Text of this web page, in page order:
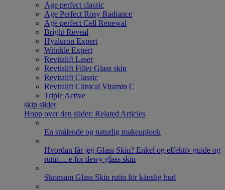
Age perfect classic
Age Perfect Rosy Radiance
Age perfect Cell Renewal
Bright Reveal
Hyaluron Expert
Wrinkle Expert
Revitalift Laser
Revitalift Filler Glass skin
Revitalift Classic
Revitalift Clinical Vitamin C
Triple Active
skip slider
Hopp over den slider: Related Articles
En strålende og naturlig makeuplook
Hvordan får jeg Glass Skin? Enkel og effektiv guide og
rutin… e for dewy glass skin
Skonsam Glass Skin rutin för känslig hud